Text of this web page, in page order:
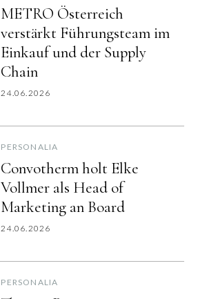
METRO Österreich
verstärkt Führungsteam im
Einkauf und der Supply
Chain
24.06.2026
PERSONALIA
Convotherm holt Elke
Vollmer als Head of
Marketing an Board
24.06.2026
PERSONALIA